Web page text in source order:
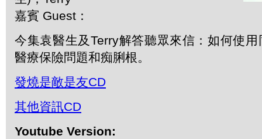
嘉賓 Guest：
今集袁醫生及Terry解答聽眾來信：如何使
醫療保險問題和痴脷根。
發燒是敵是友CD
其他資訊CD
Youtube Version: